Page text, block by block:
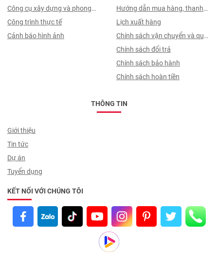
Công cụ xây dựng và phong
thuỷ
Công trình thực tế
Cảnh báo hình ảnh
Hướng dẫn mua hàng, thanh
toán, quy trình ký hợp đồng
Lịch xuất hàng
Chính sách vận chuyển và quy
trình giao nhận
Chính sách đổi trả
Chính sách bảo hành
Chính sách hoàn tiền
THÔNG TIN
Giới thiệu
Tin tức
Dự án
Tuyển dụng
KẾT NỐI VỚI CHÚNG TÔI